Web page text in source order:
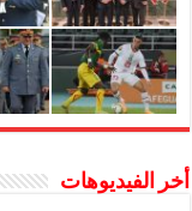
أخر الفيديوهات